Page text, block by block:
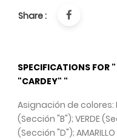
Share :
SPECIFICATIONS FOR
"CARDEY" "
Asignación de colores:
(Sección "B"); VERDE
(Sección "D");